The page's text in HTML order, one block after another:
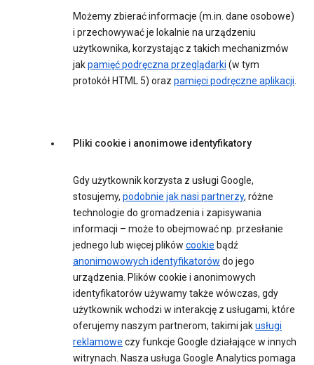
Możemy zbierać informacje (m.in. dane osobowe)
i przechowywać je lokalnie na urządzeniu
użytkownika, korzystając z takich mechanizmów
jakpamięć podręczna przeglądarki (w tym
protokół HTML 5) oraz pamięci podręczne aplikacji.
Pliki cookie i anonimowe identyfikatory
Gdy użytkownik korzysta z usługi Google,
stosujemy, podobnie jak nasi partnerzy, różne
technologie do gromadzenia i zapisywania
informacji – może to obejmować np. przesłanie
jednego lub więcej plików cookie bądź
anonimowowych identyfikatorów do jego
urządzenia. Plików cookie i anonimowych
identyfikatorów używamy także wówczas, gdy
użytkownik wchodzi w interakcję z usługami, które
oferujemy naszym partnerom, takimi jakusługi
reklamowe czy funkcje Google działające w innych
witrynach. Nasza usługa Google Analytics pomaga